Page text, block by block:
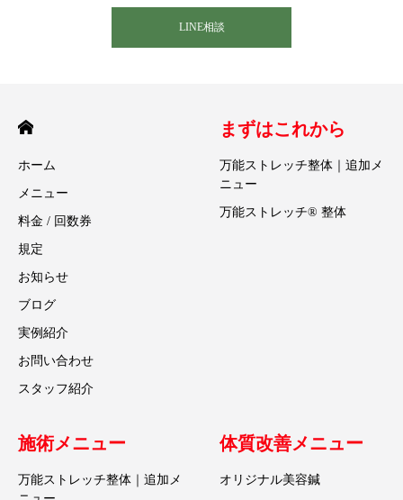
LINE相談
ホーム
メニュー
料金 / 回数券
規定
お知らせ
ブログ
実例紹介
お問い合わせ
スタッフ紹介
まずはこれから
万能ストレッチ整体｜追加メ
ニュー
万能ストレッチ® 整体
施術メニュー
万能ストレッチ整体｜追加メ
体質改善メニュー
オリジナル美容鍼